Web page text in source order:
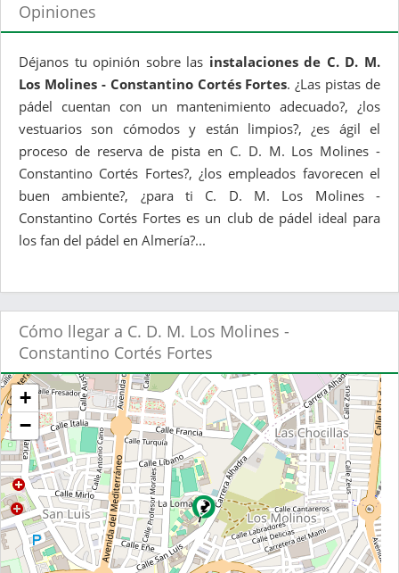
Opiniones
Déjanos tu opinión sobre las instalaciones de C. D. M.
Los Molines - Constantino Cortés Fortes. ¿Las pistas de
pádel cuentan con un mantenimiento adecuado?, ¿los
vestuarios son cómodos y están limpios?, ¿es ágil el
proceso de reserva de pista en C. D. M. Los Molines -
Constantino Cortés Fortes?, ¿los empleados favorecen el
buen ambiente?, ¿para ti C. D. M. Los Molines -
Constantino Cortés Fortes es un club de pádel ideal para
los fan del pádel en Almería?...
Cómo llegar a C. D. M. Los Molines -
Constantino Cortés Fortes
+
−